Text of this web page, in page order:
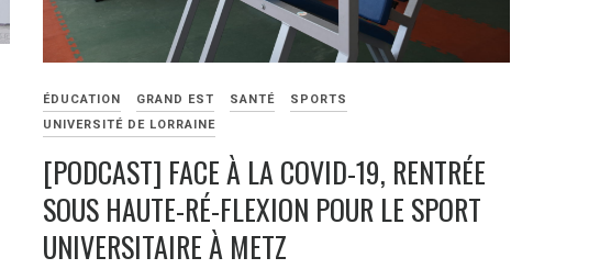
ÉDUCATION GRAND EST SANTÉ
SPORTS
UNIVERSITÉ DE LORRAINE
[PODCAST] FACE À LA COVID-19, RENTRÉE
SOUS HAUTE-RÉ-FLEXION POUR LE SPORT
UNIVERSITAIRE À METZ